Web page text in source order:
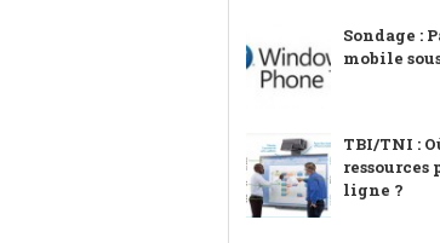
Sondage :
mobile
TBI/TNI :
ressources
ligne ?